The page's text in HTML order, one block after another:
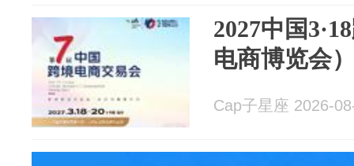
2027中国
电商博览会
Cap子星座 2026-